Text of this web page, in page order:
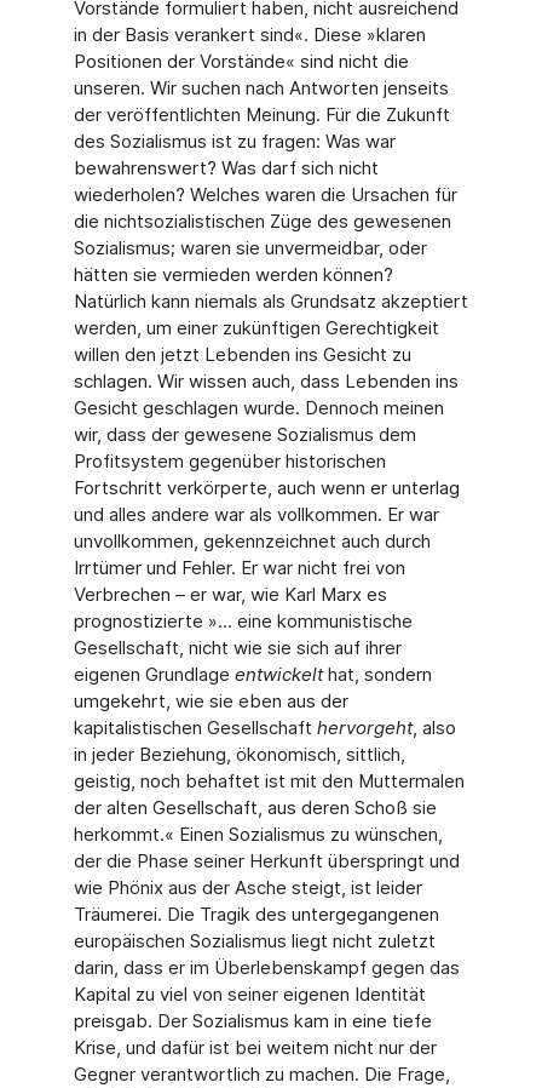
Vorstände formuliert haben, nicht ausreichend
in der Basis verankert sind«. Diese »klaren
Positionen der Vorstände« sind nicht die
unseren. Wir suchen nach Antworten jenseits
der veröffentlichten Meinung. Für die Zukunft
des Sozialismus ist zu fragen: Was war
bewahrenswert? Was darf sich nicht
wiederholen? Welches waren die Ursachen für
die nichtsozialistischen Züge des gewesenen
Sozialismus; waren sie unvermeidbar, oder
hätten sie vermieden werden können?
Natürlich kann niemals als Grundsatz akzeptiert
werden, um einer zukünftigen Gerechtigkeit
willen den jetzt Lebenden ins Gesicht zu
schlagen. Wir wissen auch, dass Lebenden ins
Gesicht geschlagen wurde. Dennoch meinen
wir, dass der gewesene Sozialismus dem
Profitsystem gegenüber historischen
Fortschritt verkörperte, auch wenn er unterlag
und alles andere war als vollkommen. Er war
unvollkommen, gekennzeichnet auch durch
Irrtümer und Fehler. Er war nicht frei von
Verbrechen – er war, wie Karl Marx es
prognostizierte »... eine kommunistische
Gesellschaft, nicht wie sie sich auf ihrer
eigenen Grundlage entwickelthat, sondern
umgekehrt, wie sie eben aus der
kapitalistischen Gesellschaft hervorgeht, also
in jeder Beziehung, ökonomisch, sittlich,
geistig, noch behaftet ist mit den Muttermalen
der alten Gesellschaft, aus deren Schoß sie
herkommt.« Einen Sozialismus zu wünschen,
der die Phase seiner Herkunft überspringt und
wie Phönix aus der Asche steigt, ist leider
Träumerei. Die Tragik des untergegangenen
europäischen Sozialismus liegt nicht zuletzt
darin, dass er im Überlebenskampf gegen das
Kapital zu viel von seiner eigenen Identität
preisgab. Der Sozialismus kam in eine tiefe
Krise, und dafür ist bei weitem nicht nur der
Gegner verantwortlich zu machen. Die Frage,